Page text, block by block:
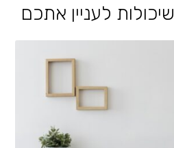
שיכולות לעניין אתכם